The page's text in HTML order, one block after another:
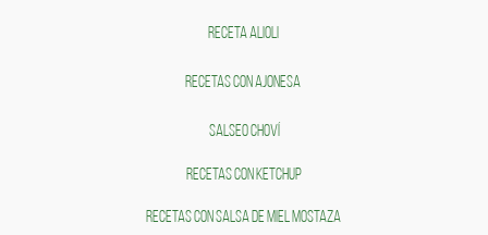
RECETA ALIOLI
RECETAS CON AJONESA
SALSEO CHOVÍ
RECETAS CON KETCHUP
RECETAS CON SALSA DE MIEL MOSTAZA